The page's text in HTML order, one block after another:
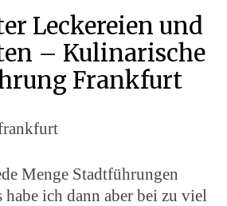
Leckereien und
– Kulinarische
Frankfurt
Menge Stadtführungen
habe ich dann aber bei zu viel